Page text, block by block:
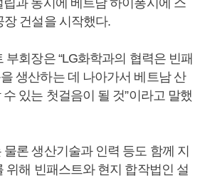
과 동시에 베트남 하이퐁시에 스
장 건설을 시작했다.
부회장은 “LG화학과의 협력은 빈패
생산하는 데 나아가서 베트남 산
있는 첫걸음이 될 것”이라고 말했
론 생산기술과 인력 등도 함께 지
위해 빈패스트와 현지 합작법인 설